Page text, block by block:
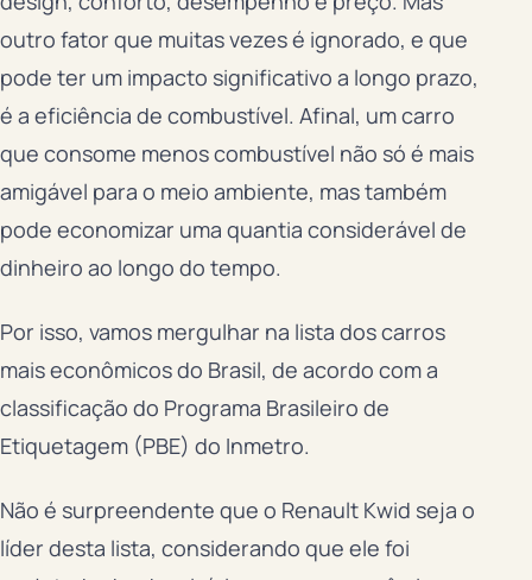
outro fator que muitas vezes é ignorado, e que
pode ter um impacto significativo a longo prazo,
é a eficiência de combustível. Afinal, um carro
que consome menos combustível não só é mais
amigável para o meio ambiente, mas também
pode economizar uma quantia considerável de
dinheiro ao longo do tempo.
Por isso, vamos mergulhar na lista dos carros
mais econômicos do Brasil, de acordo com a
classificação do Programa Brasileiro de
Etiquetagem (PBE) do Inmetro.
Não é surpreendente que o Renault Kwid seja o
líder desta lista, considerando que ele foi